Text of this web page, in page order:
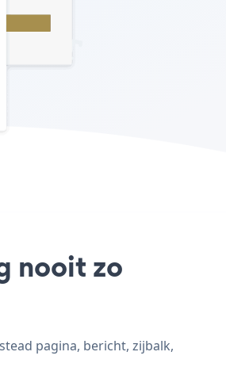
nooit zo
pagina, bericht, zijbalk,